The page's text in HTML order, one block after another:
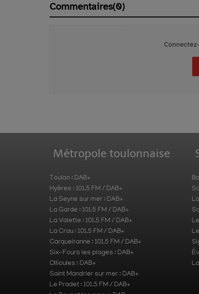
Commentaires(0)
Métropole toulonnaise
Toulon : DAB+
Hyères : 101.5 FM / DAB+
La Seyne sur mer : DAB+
La Garde : 101.5 FM / DAB+
La Valette : 101.5 FM / DAB+
La Crau : 101.5 FM / DAB+
Carqueiranne : 101.5 FM / DAB+
Six-Fours les plages : DAB+
Ollioules : DAB+
Saint Mandrier sur mer : DAB+
Le Pradet : 101.5 FM / DAB+